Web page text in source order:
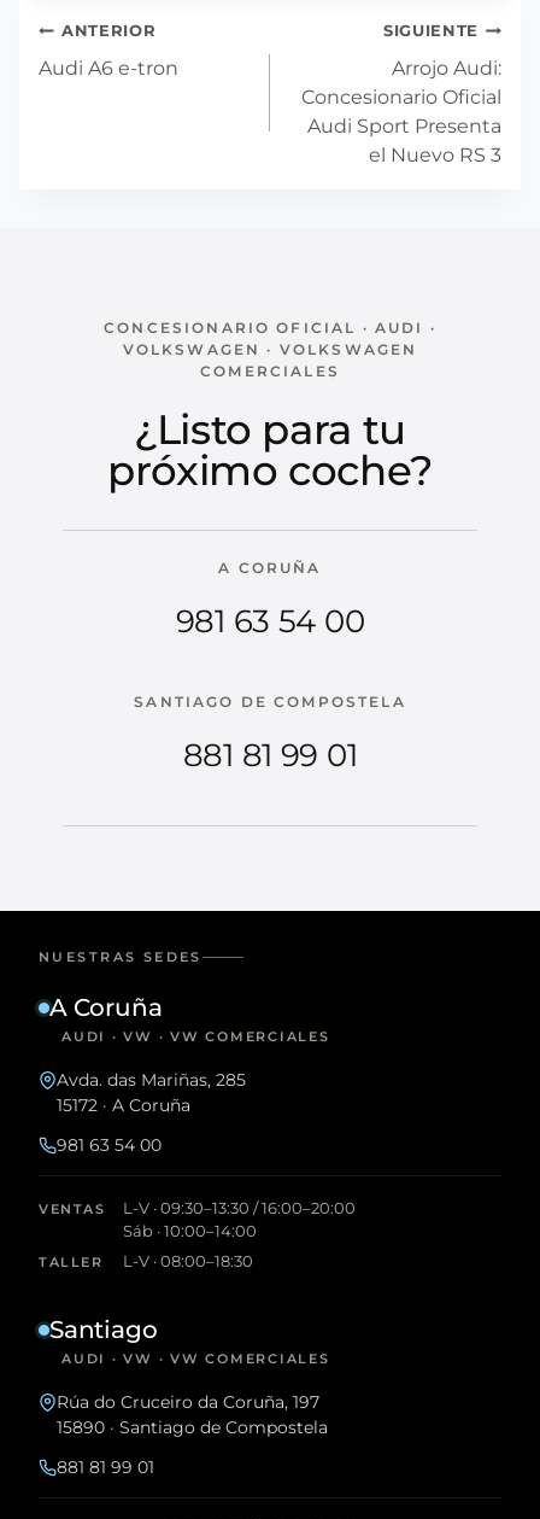
Navegación
de
ANTERIOR
Audi A6 e-tron
SIGUIENTE
Arrojo Audi:
Concesionario Oficial
Audi Sport Presenta
el Nuevo RS 3
CONCESIONARIO OFICIAL · AUDI ·
VOLKSWAGEN · VOLKSWAGEN
COMERCIALES
¿Listo para tu
próximo coche?
A CORUÑA
981 63 54 00
SANTIAGO DE COMPOSTELA
881 81 99 01
NUESTRAS SEDES
A Coruña
AUDI · VW · VW COMERCIALES
Avda. das Mariñas, 285
15172 · A Coruña
981 63 54 00
VENTAS
L-V · 09:30–13:30 / 16:00–20:00
Sáb · 10:00–14:00
TALLER L-V · 08:00–18:30
Santiago
AUDI · VW · VW COMERCIALES
Rúa do Cruceiro da Coruña, 197
15890 · Santiago de Compostela
881 81 99 01